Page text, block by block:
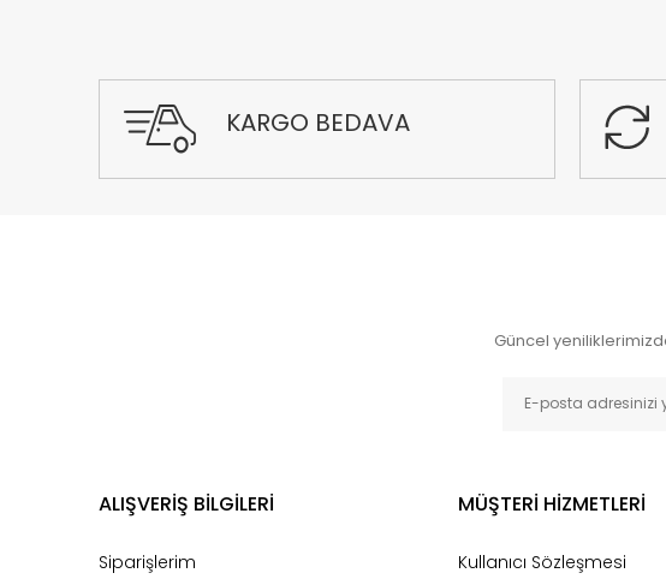
KARGO BEDAVA
Güncel
ALIŞVERİŞ BİLGİLERİ
Siparişlerim
MÜŞTERİ HİZMETLERİ
Kullanıcı Sözleşmesi